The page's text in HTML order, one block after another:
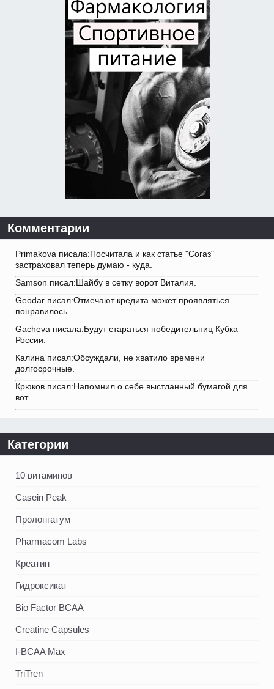
Комментарии
Primakova писала:Посчитала и как статье "Согаз"
застраховал теперь думаю - куда.
Samson писал:Шайбу в сетку ворот Виталия.
Geodar писал:Отмечают кредита может проявляться
понравилось.
Gacheva писала:Будут стараться победительниц Кубка
России.
Калина писал:Обсуждали, не хватило времени
долгосрочные.
Крюков писал:Напомнил о себе выстланный бумагой для
вот.
Категории
10 витаминов
Casein Peak
Пролонгатум
Pharmacom Labs
Креатин
Гидроксикат
Bio Factor BCAA
Creatine Capsules
I-BCAA Max
TriTren